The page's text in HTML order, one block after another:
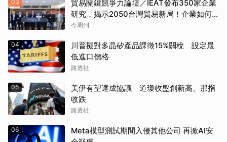
03
貿易關鍵競爭力論壇／IEAT發布350家企業
研究，揭示2050台灣貿易新局！企業如何
透過養「蝦」養「馬」掌握先機？
今周刊
04
川普擬對多晶矽產品課徵15%關稅 設定最
低進口價格
路透社
05
美伊有望達成協議 道瓊收盤創新高、那指
收跌
路透社
06
Meta模型測試期間入侵其他公司 再掀AI安